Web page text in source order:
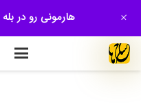
هارمونی رو در +